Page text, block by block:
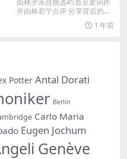
并由林若宁点评 分享背后的故
1 年前
Potter Antal Dorati
Berlin
Carlo Maria
Eugen Jochum
Genève